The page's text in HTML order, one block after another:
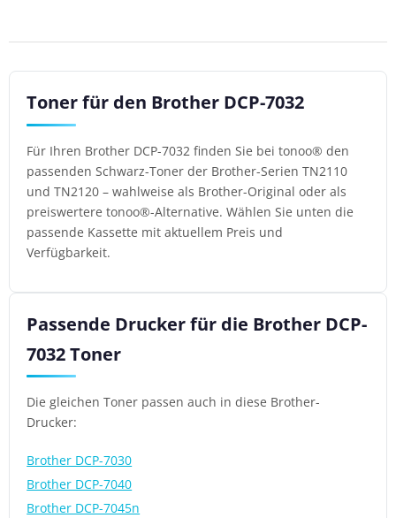
Toner für den Brother DCP-7032
Für Ihren Brother DCP-7032 finden Sie bei tonoo® den
passenden Schwarz-Toner der Brother-Serien TN2110
und TN2120 – wahlweise als Brother-Original oder als
preiswertere tonoo®-Alternative. Wählen Sie unten die
passende Kassette mit aktuellem Preis und
Verfügbarkeit.
Passende Drucker für die Brother DCP-
7032 Toner
Die gleichen Toner passen auch in diese Brother-
Drucker:
Brother DCP-7030
Brother DCP-7040
Brother DCP-7045n